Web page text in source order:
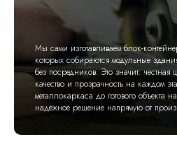
Мы сами изготавливаем блок-
которых собираются модульные
без посредников. Это значит: честная
качество и прозрачность на каждом
металлокаркаса до готового объекта
надёжное решение напрямую от